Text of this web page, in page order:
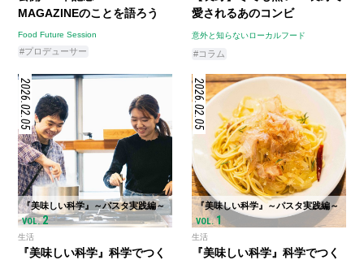
MAGAZINEのことを語ろう
Food Future Session
#プロデューサー
愛されるあのコンビ
意外と知らないローカルフード
#コラム
2026.02.05
『美味しい科学』～パスタ実践編～
VOL.2
生活
『美味しい科学』科学でつく
2026.02.05
『美味しい科学』～パスタ実践編～
VOL.1
生活
『美味しい科学』科学でつく